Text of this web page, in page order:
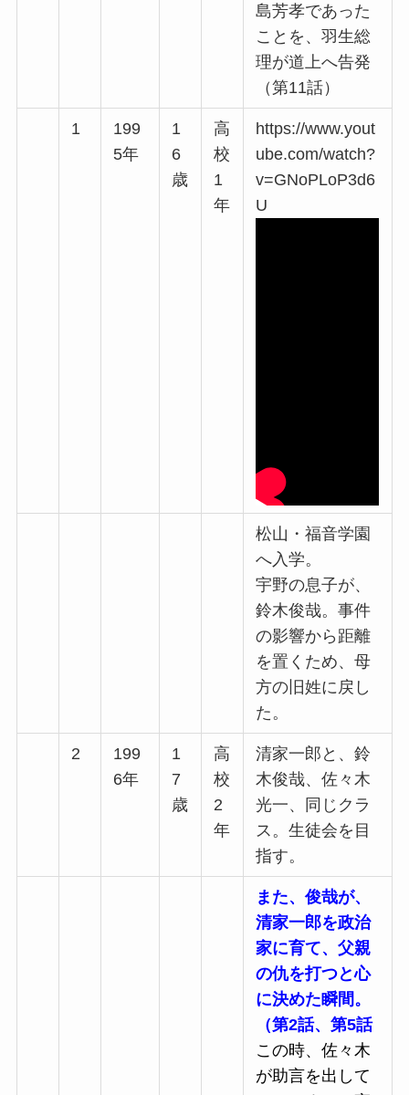
島芳孝であった
ことを、羽生総
理が道上へ告発
（第11話）
1
199
5年
1
6
歳
高
校
1
年
https://www.yout
ube.com/watch?
v=GNoPLoP3d6
U
松山・福音学園
へ入学。
宇野の息子が、
鈴木俊哉。事件
の影響から距離
を置くため、母
方の旧姓に戻し
た。
2
199
6年
1
7
歳
高
校
2
年
清家一郎と、鈴
木俊哉、佐々木
光一、同じクラ
ス。生徒会を目
指す。
また、俊哉が、
清家一郎を政治
家に育て、父親
の仇を打つと心
に決めた瞬間。
（第2話、第5話
この時、佐々木
が助言を出して